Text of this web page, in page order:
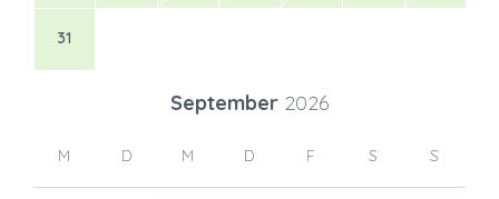
31
September 2026
M D M D F S S